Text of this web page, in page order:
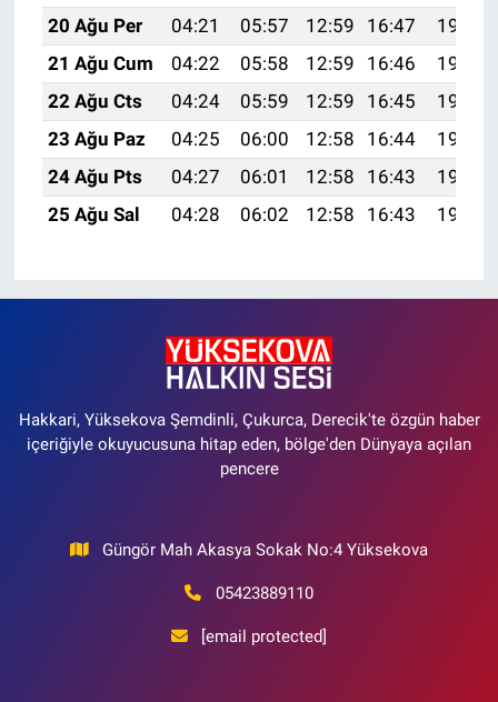
20 Ağu Per
04:21 05:57 12:59 16:47
19:51
21 Ağu Cum
04:22 05:58 12:59 16:46
19:50
22 Ağu Cts
04:24 05:59 12:59 16:45
19:48
23 Ağu Paz
04:25 06:00 12:58 16:44
19:47
24 Ağu Pts
04:27 06:01 12:58 16:43
19:45
25 Ağu Sal
04:28 06:02 12:58 16:43 19:44
Hakkari, Yüksekova Şemdinli, Çukurca, Derecik'te özgün haber
içeriğiyle okuyucusuna hitap eden, bölge'den Dünyaya açılan
pencere
Güngör Mah Akasya Sokak No:4 Yüksekova
05423889110
[email protected]